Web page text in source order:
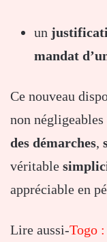
un
mandat
Ce nouveau
non négligeables
des démarches,
véritable
appréciable en
Lire aussi-Togo